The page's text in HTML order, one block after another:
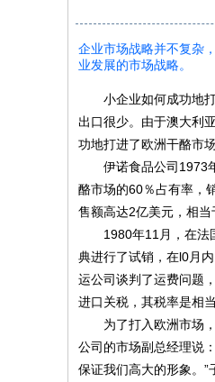
企业市场战略并不复杂
业发展的市场战略。
小企业如何成功地打
出口很少。由于澳大利
功地打进了欧洲干酪市
伊诺食品公司1973年
酪市场的60％占有率，
售额高达2亿美元，相
1980年11月，在法国
典进行了试销，在l0月
运公司谈判了运费问题
进口关税，其税率是相
为了打入欧洲市场，
公司的市场副总经理说
保证我们高大的形象。